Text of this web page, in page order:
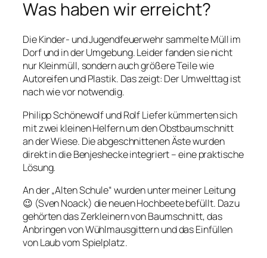
Was haben wir erreicht?
Die Kinder- und Jugendfeuerwehr sammelte Müll im
Dorf und in der Umgebung. Leider fanden sie nicht
nur Kleinmüll, sondern auch größere Teile wie
Autoreifen und Plastik. Das zeigt: Der Umwelttag ist
nach wie vor notwendig.
Philipp Schönewolf und Rolf Liefer kümmerten sich
mit zwei kleinen Helfern um den Obstbaumschnitt
an der Wiese. Die abgeschnittenen Äste wurden
direkt in die Benjeshecke integriert – eine praktische
Lösung.
An der „Alten Schule“ wurden unter meiner Leitung
😉 (Sven Noack) die neuen Hochbeete befüllt. Dazu
gehörten das Zerkleinern von Baumschnitt, das
Anbringen von Wühlmausgittern und das Einfüllen
von Laub vom Spielplatz.